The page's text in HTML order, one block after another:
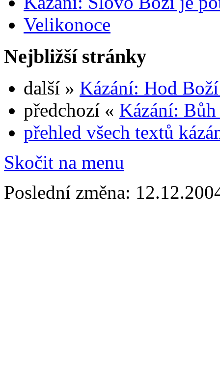
Velikonoce
Nejbližší stránky
další » Kázání: Hod
předchozí « Kázání:
přehled všech textů
Skočit na menu
Poslední změna: